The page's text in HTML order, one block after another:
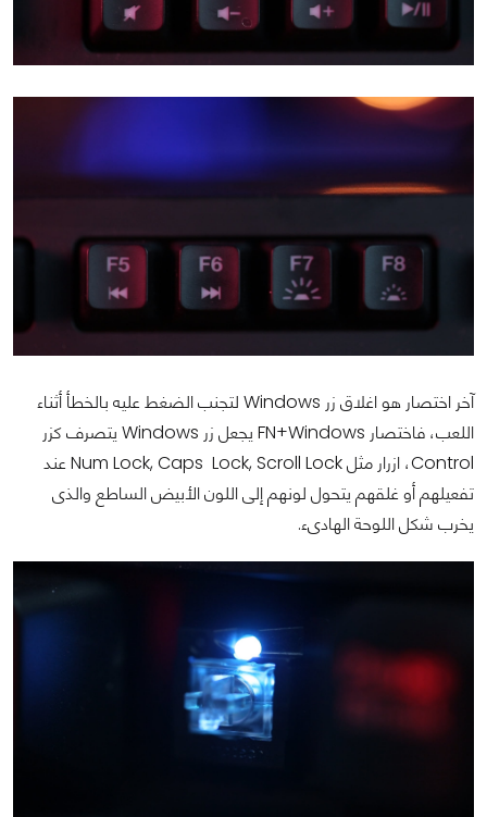
آخر اختصار هو اغلاق زر Windows لتجنب الضغط عليه بالخطأ أثناء
اللعب، فاختصار FN+Windows يجعل زر Windows يتصرف كزر
Control، ازرار مثل Num Lock, Caps Lock, Scroll Lock عند
تفعيلهم أو غلقهم يتحول لونهم إلى اللون الأبيض الساطع والذى
يخرب شكل اللوحة الهادىء.